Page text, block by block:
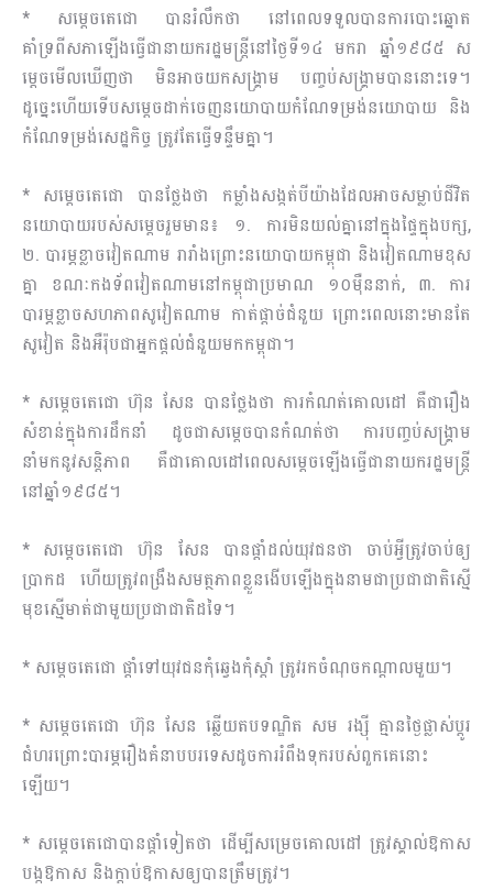
* សម្តេចតេជោ បានរំលឹកថា នៅពេលទទួលបានការបោះឆ្នោត
គាំទ្រពីសភាឡើងធ្វើជានាយករដ្ឋមន្ត្រីនៅថ្ងៃទី១៤ មករា ឆ្នាំ១៩៨៥ ស
ម្តេចមើលឃើញថា មិនអាចយកសង្គ្រាម បញ្ចប់សង្គ្រាមបាននោះទេ។
ដូច្នេះហើយទើបសម្តេចដាក់ចេញនយោបាយកំណែទម្រង់នយោបាយ និង
កំណែទម្រង់សេដ្ឋកិច្ច ត្រូវតែធ្វើទន្ទឹមគ្នា។
* សម្តេចតេជោ បានថ្លែងថា កម្លាំងសង្កត់បីយ៉ាងដែលអាចសម្លាប់ជីវិត
នយោបាយរបស់សម្តេចរួមមាន៖ ១. ការមិនយល់គ្នានៅក្នុងផ្ទៃក្នុងបក្ស,
២. បារម្ភខ្លាចវៀតណាម រារាំងព្រោះនយោបាយកម្ពុជា និងវៀតណាមខុស
គ្នា ខណៈកងទ័ពវៀតណាមនៅកម្ពុជាប្រមាណ ១០ម៉ឺននាក់, ៣. ការ
បារម្ភខ្លាចសហភាពសូវៀតណាម កាត់ផ្តាច់ជំនួយ ព្រោះពេលនោះមានតែ
សូវៀត និងអឺរ៉ុបជាអ្នកផ្តល់ជំនួយមកកម្ពុជា។
* សម្តេចតេជោ ហ៊ុន សែន បានថ្លែងថា ការកំណត់គោលដៅ គឺជារឿង
សំខាន់ក្នុងការដឹកនាំ ដូចជាសម្តេចបានកំណត់ថា ការបញ្ចប់សង្គ្រាម
នាំមកនូវសន្តិភាព គឺជាគោលដៅពេលសម្តេចឡើងធ្វើជានាយករដ្ឋមន្ត្រី
នៅឆ្នាំ១៩៨៥។
* សម្តេចតេជោ ហ៊ុន សែន បានផ្តាំដល់យុវជនថា ចាប់អ្វីត្រូវចាប់ឲ្យ
ប្រាកដ ហើយត្រូវពង្រឹងសមត្ថភាពខ្លួនងើបឡើងក្នុងនាមជាប្រជាជាតិស្មើ
មុខស្មើមាត់ជាមួយប្រជាជាតិដទៃ។
* សម្តេចតេជោ ផ្តាំទៅយុវជនកុំឆ្វេងកុំស្តាំ ត្រូវរកចំណុចកណ្តាលមួយ។
* សម្តេចតេជោ ហ៊ុន សែន ឆ្លើយតបទណ្ឌិត សម រង្ស៉ី គ្មានថ្ងៃផ្លាស់ប្តូរ
ជំហរព្រោះបារម្ភរឿងគំនាបបរទេសដូចការរំពឹងទុករបស់ពួកគេនោះ
ឡើយ។
* សម្តេចតេជោ​បានផ្តាំទៀតថា ដើម្បីសម្រេចគោលដៅ ត្រូវស្គាល់ឱកាស
បង្កឱកាស និងក្តាប់ឱកាសឲ្យបានត្រឹមត្រូវ។